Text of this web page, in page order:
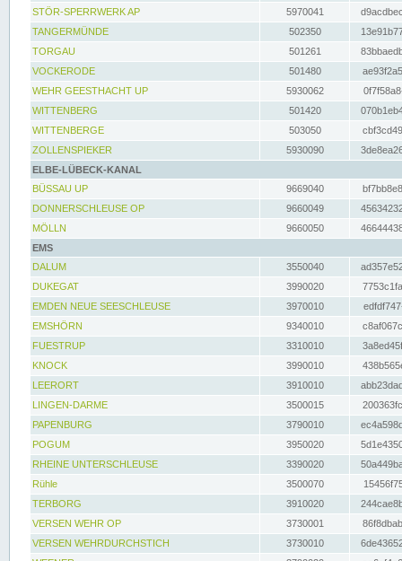
STÖR-SPERRWERK AP 5970041
TANGERMÜNDE
502350
TORGAU
501261
VOCKERODE
501480
WEHR GEESTHACHT UP
5930062
WITTENBERG
501420
WITTENBERGE
503050
ZOLLENSPIEKER
5930090
ELBE-LÜBECK-KANAL
BÜSSAU UP
9669040
DONNERSCHLEUSE OP
9660049
MÖLLN
9660050
EMS
DALUM
3550040
DUKEGAT
3990020
EMDEN NEUE SEESCHLEUSE
3970010
EMSHÖRN
9340010
FUESTRUP
3310010
KNOCK
3990010
LEERORT
3910010
LINGEN-DARME
3500015
PAPENBURG
3790010
POGUM
3950020
RHEINE UNTERSCHLEUSE
3390020
Rühle
3500070
TERBORG
3910020
VERSEN WEHR OP
3730001
VERSEN WEHRDURCHSTICH
3730010